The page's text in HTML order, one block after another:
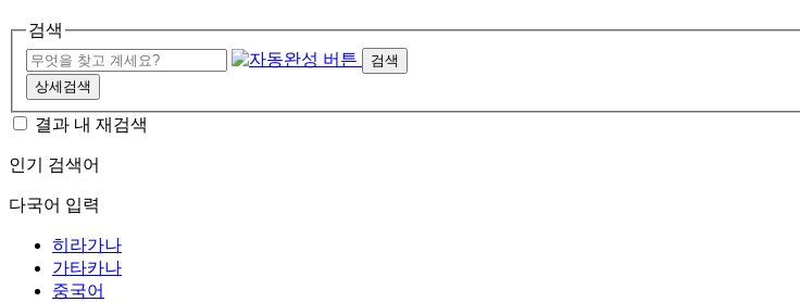
검색
검색
상세검색
결과 내 재검색
인기 검색어
다국어 입력
히라가나
가타카나
중국어